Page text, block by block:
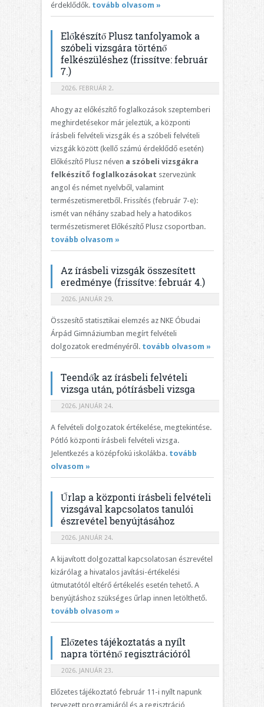
érdeklődők. tovább olvasom »
Előkészítő Plusz tanfolyamok a
szóbeli vizsgára történő
felkészüléshez (frissítve: február
7.)
2026. FEBRUÁR 2.
Ahogy az előkészítő foglalkozások szeptemberi
meghirdetésekor már jeleztük, a központi
írásbeli felvételi vizsgák és a szóbeli felvételi
vizsgák között (kellő számú érdeklődő esetén)
Előkészítő Plusz néven a szóbeli vizsgákra
felkészítő foglalkozásokat szervezünk
angol és német nyelvből, valamint
természetismeretből. Frissítés (február 7-e):
ismét van néhány szabad hely a hatodikos
természetismeret Előkészítő Plusz csoportban.
tovább olvasom »
Az írásbeli vizsgák összesített
eredménye (frissítve: február 4.)
2026. JANUÁR 29.
Összesítő statisztikai elemzés az NKE Óbudai
Árpád Gimnáziumban megírt felvételi
dolgozatok eredményéről. tovább olvasom »
Teendők az írásbeli felvételi
vizsga után, pótírásbeli vizsga
2026. JANUÁR 24.
A felvételi dolgozatok értékelése, megtekintése.
Pótló központi írásbeli felvételi vizsga.
Jelentkezés a középfokú iskolákba. tovább
olvasom »
Űrlap a központi írásbeli felvételi
vizsgával kapcsolatos tanulói
észrevétel benyújtásához
2026. JANUÁR 24.
A kijavított dolgozattal kapcsolatosan észrevétel
kizárólag a hivatalos javítási-értékelési
útmutatótól eltérő értékelés esetén tehető. A
benyújtáshoz szükséges űrlap innen letölthető.
tovább olvasom »
Előzetes tájékoztatás a nyílt
napra történő regisztrációról
2026. JANUÁR 23.
Előzetes tájékoztató február 11-i nyílt napunk
tervezett programjáról és a regisztráció